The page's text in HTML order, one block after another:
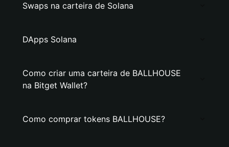
Swaps na carteira de Solana
DApps Solana
Como criar uma carteira de BALLHOUSE
na Bitget Wallet?
Como comprar tokens BALLHOUSE?